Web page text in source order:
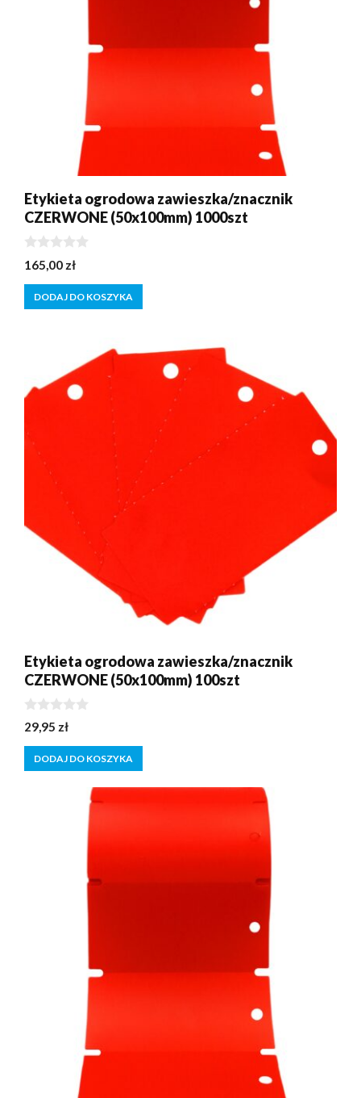
Etykieta ogrodowa zawieszka/znacznik
CZERWONE (50x100mm) 1000szt
0
z
5
165,00 zł
DODAJ DO KOSZYKA
Etykieta ogrodowa zawieszka/znacznik
CZERWONE (50x100mm) 100szt
0
z
5
29,95 zł
DODAJ DO KOSZYKA